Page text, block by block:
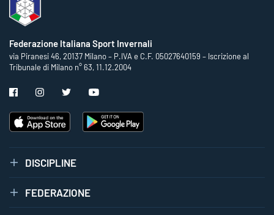
Federazione Italiana Sport Invernali
via Piranesi 46, 20137 Milano – P.IVA e C.F. 05027640159 – Iscrizione al
Tribunale di Milano n° 63, 11.12.2004
DISCIPLINE
FEDERAZIONE